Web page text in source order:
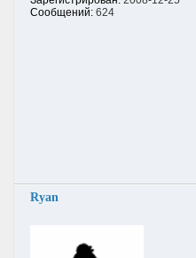
Сообщений: 624
Ryan